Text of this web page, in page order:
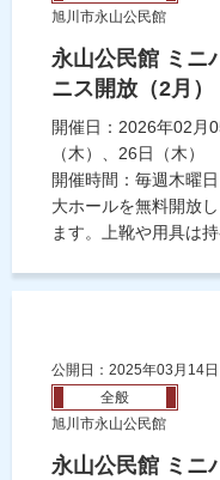
旭川市永山公民館
永山公民館 ミニ
ニス開放（2月）
開催日：2026年02月
（木）、26日（木）
開催時間：毎週木曜
大ホールを無料開放
ます。上靴や用具は持
公開日：2025年03月14日
全般
旭川市永山公民館
永山公民館 ミニ